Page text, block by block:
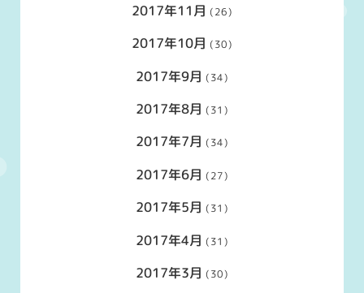
2017年11月 (26)
2017年10月 (30)
2017年9月 (34)
2017年8月 (31)
2017年7月 (34)
2017年6月 (27)
2017年5月 (31)
2017年4月 (31)
2017年3月 (30)